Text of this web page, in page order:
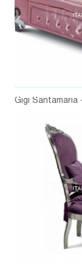
Gigi Santamaria